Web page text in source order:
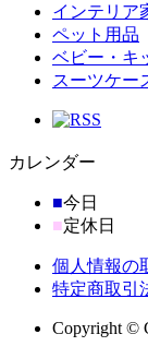
インテリア
ペット用品
ベビー・キ
スーツケー
カレンダー
■今日
■定休日
個人情報の
特定商取引
Copyright ©